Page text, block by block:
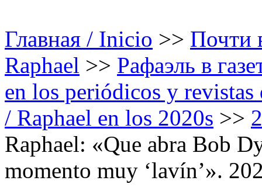
Главная / Inicio >> Почти
Raphael >> Рафаэль в
en los periódicos y
/ Raphael en los 2020s >>
Raphael: «Que abra Bob
momento muy ‘lavín’».